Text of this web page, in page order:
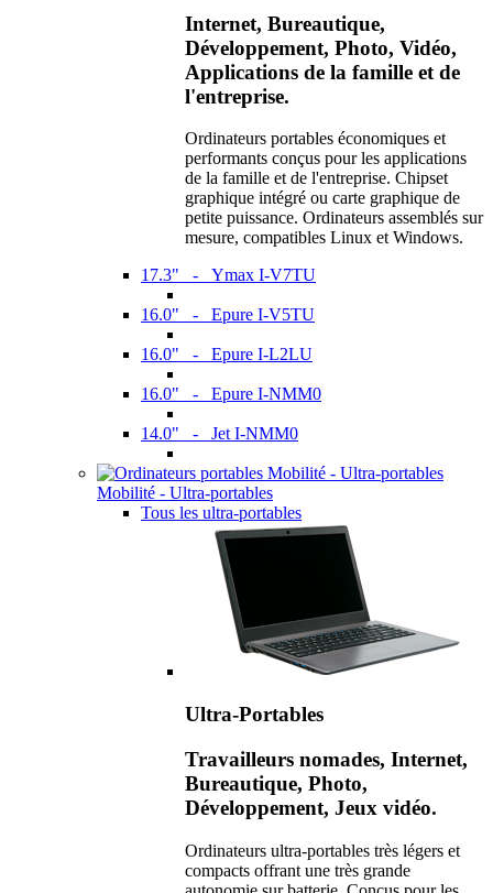
Internet, Bureautique,
Développement, Photo, Vidéo,
Applications de la famille et de
l'entreprise.
Ordinateurs portables économiques et
performants conçus pour les applications
de la famille et de l'entreprise. Chipset
graphique intégré ou carte graphique de
petite puissance. Ordinateurs assemblés sur
mesure, compatibles Linux et Windows.
17.3" - Ymax I-V7TU
16.0" - Epure I-V5TU
16.0" - Epure I-L2LU
16.0" - Epure I-NMM0
14.0" - Jet I-NMM0
Mobilité - Ultra-portables
Tous les ultra-portables
Ultra-Portables
Travailleurs nomades, Internet,
Bureautique, Photo,
Développement, Jeux vidéo.
Ordinateurs ultra-portables très légers et
compacts offrant une très grande